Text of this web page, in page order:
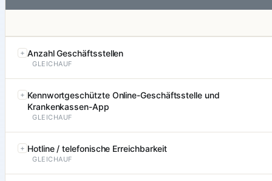
Anzahl Geschäftsstellen
GLEICHAUF
Kennwortgeschützte Online-Geschäftsstelle und
Krankenkassen-App
GLEICHAUF
Hotline / telefonische Erreichbarkeit
GLEICHAUF